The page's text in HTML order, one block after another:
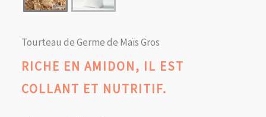
Tourteau de Germe de Maïs Gros
RICHE EN AMIDON, IL EST
COLLANT ET NUTRITIF.